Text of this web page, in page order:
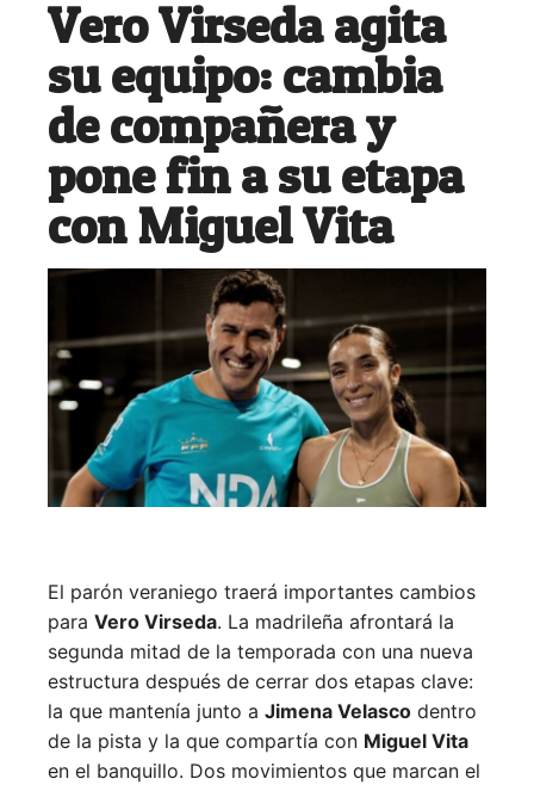
Vero Virseda agita
su equipo: cambia
de compañera y
pone fin a su etapa
con Miguel Vita
El parón veraniego traerá importantes cambios
para Vero Virseda. La madrileña afrontará la
segunda mitad de la temporada con una nueva
estructura después de cerrar dos etapas clave:
la que mantenía junto a Jimena Velasco dentro
de la pista y la que compartía con Miguel Vita
en el banquillo. Dos movimientos que marcan el